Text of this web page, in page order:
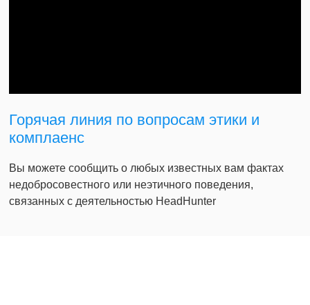
Горячая линия по вопросам этики и
комплаенс
Вы можете сообщить о любых известных вам фактах
недобросовестного или неэтичного поведения,
связанных с деятельностью HeadHunter